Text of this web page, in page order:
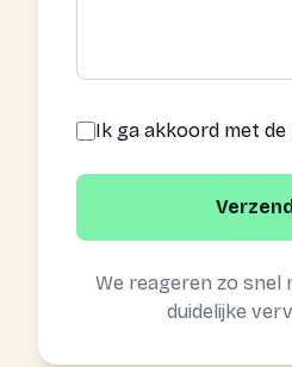
Ik ga akkoord met
We reageren zo snel
duidelijke